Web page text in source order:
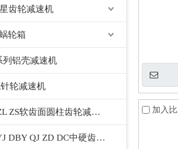
齿轮减速机
轮箱
列铝壳减速机
轮减速机
ZQ ZD ZL ZS软齿面圆柱齿轮减速机
ZSY ZLYJ DBY QJ ZD DC中硬齿面圆柱齿轮减速机
加入